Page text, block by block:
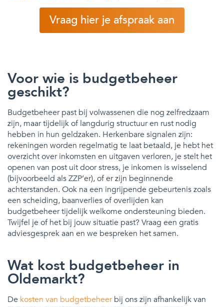
Vraag hier je afspraak aan
Voor wie is budgetbeheer
geschikt?
Budgetbeheer past bij volwassenen die nog zelfredzaam
zijn, maar tijdelijk of langdurig structuur en rust nodig
hebben in hun geldzaken. Herkenbare signalen zijn:
rekeningen worden regelmatig te laat betaald, je hebt het
overzicht over inkomsten en uitgaven verloren, je stelt het
openen van post uit door stress, je inkomen is wisselend
(bijvoorbeeld als ZZP’er), of er zijn beginnende
achterstanden. Ook na een ingrijpende gebeurtenis zoals
een scheiding, baanverlies of overlijden kan
budgetbeheer tijdelijk welkome ondersteuning bieden.
Twijfel je of het bij jouw situatie past? Vraag een gratis
adviesgesprek aan en we bespreken het samen.
Wat kost budgetbeheer in
Oldemarkt?
De kosten van budgetbeheerbij ons zijn afhankelijk van